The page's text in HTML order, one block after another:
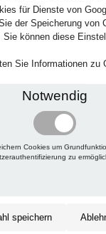
Bestellen?
0
für Dienste von
der Speicherung von
Sie können diese
Sie Informationen zu
Notwendig
Cookies um
zu
speichern